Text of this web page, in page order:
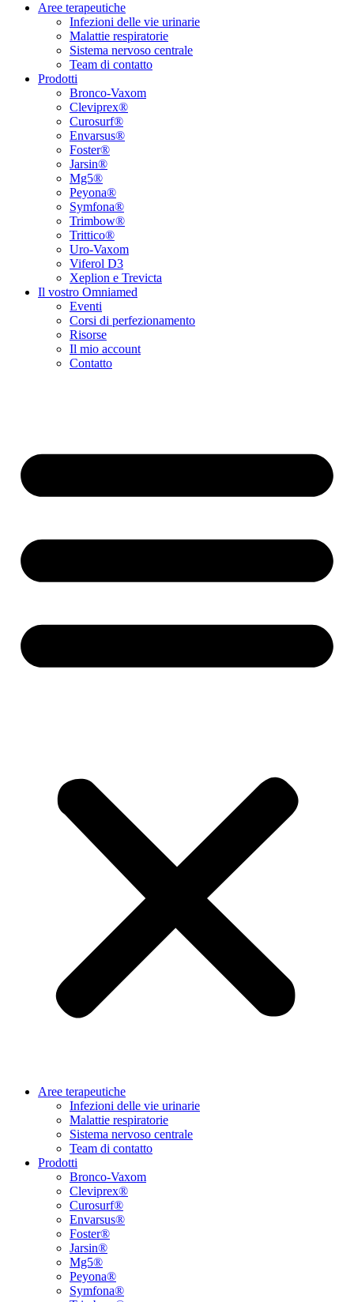
Aree terapeutiche
Infezioni delle vie urinarie
Malattie respiratorie
Sistema nervoso centrale
Team di contatto
Prodotti
Bronco-Vaxom
Cleviprex®
Curosurf®
Envarsus®
Foster®
Jarsin®
Mg5®
Peyona®
Symfona®
Trimbow®
Trittico®
Uro-Vaxom
Viferol D3
Xeplion e Trevicta
Il vostro Omniamed
Eventi
Corsi di perfezionamento
Risorse
Il mio account
Contatto
Aree terapeutiche
Infezioni delle vie urinarie
Malattie respiratorie
Sistema nervoso centrale
Team di contatto
Prodotti
Bronco-Vaxom
Cleviprex®
Curosurf®
Envarsus®
Foster®
Jarsin®
Mg5®
Peyona®
Symfona®